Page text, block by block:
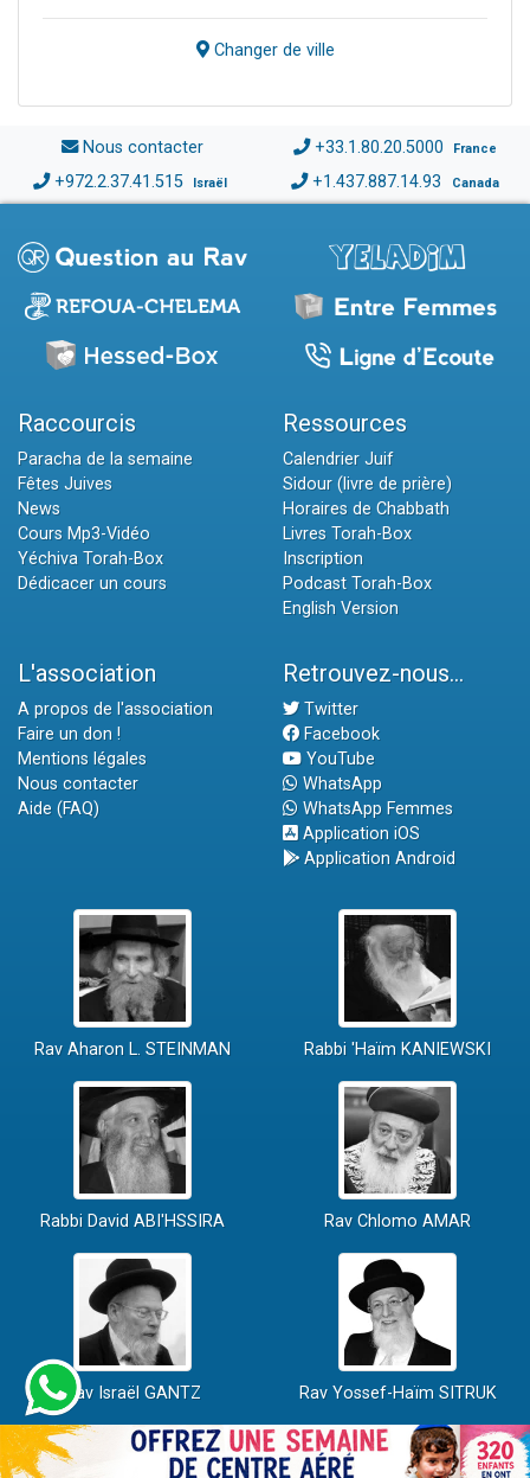
Changer de ville
Nous contacter +33.1.80.20.5000 France
+972.2.37.41.515 Israël +1.437.887.14.93 Canada
Raccourcis
Paracha de la semaine
Fêtes Juives
News
Cours Mp3-Vidéo
Yéchiva Torah-Box
Dédicacer un cours
Ressources
Calendrier Juif
Sidour (livre de prière)
Horaires de Chabbath
Livres Torah-Box
Inscription
Podcast Torah-Box
English Version
L'association
A propos de l'association
Faire un don !
Mentions légales
Nous contacter
Aide (FAQ)
Retrouvez-nous...
Twitter
Facebook
YouTube
WhatsApp
WhatsApp Femmes
Application iOS
Application Android
Rav Aharon L. STEINMAN Rabbi 'Haïm KANIEWSKI
Rabbi David ABI'HSSIRA Rav Chlomo AMAR
Rav Israël GANTZ Rav Yossef-Haïm SITRUK